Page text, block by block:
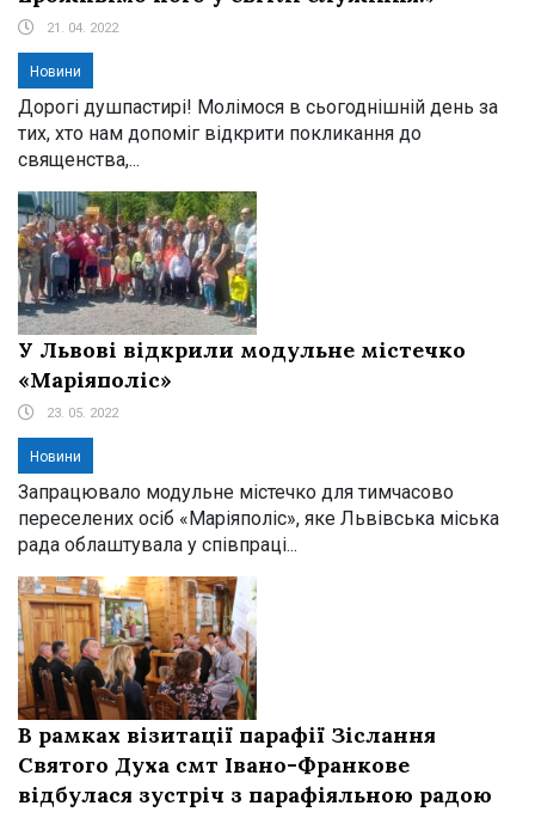
21. 04. 2022
Новини
Дорогі душпастирі! Молімося в сьогоднішній день за
тих, хто нам допоміг відкрити покликання до
священства,...
У Львові відкрили модульне містечко
«Маріяполіс»
23. 05. 2022
Новини
Запрацювало модульне містечко для тимчасово
переселених осіб «Маріяполіс», яке Львівська міська
рада облаштувала у співпраці...
В рамках візитації парафії Зіслання
Святого Духа смт Івано-Франкове
відбулася зустріч з парафіяльною радою